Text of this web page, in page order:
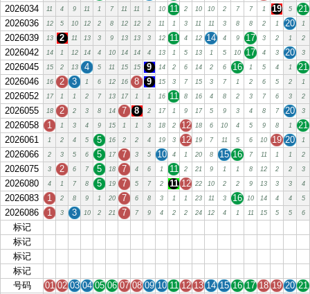
2026034 11 4 9 11 1 7 11 11 1 10 11 2 10 10 2 7 7 1 19 5
21
2026036
12 5 10 12 2 8 12 12 2 11 1 3 11 11 3 8 8 2 1 20 1
2026039 13 2 11 13 3 9 13 13 3 12 11 4 12 14 4 9 17 3 2 1 2
2026042 14 1 12 14 4 10 14 14 4 13 1 5 13 1 5 10 17 4 3 20 3
2026045 15 2 13 4 5 11 15 15 9 14 2 6 14 2 6 16 1 5 4 1
21
2026046
16 2 3 1 6 12 16 8 9 15 3 7 15 3 7 1 2 6 5 2 1
2026052 17 1 1 2 7 13 17 1 1 16 11 8 16 4 8 2 3 7 6 3 2
2026055 18 2 2 3 8 14 7 8 2 17 1 9 17 5 9 3 4 8 7 20 3
2026058 1 1 3 4 9 15 1 1 3 18 2 12 18 6 10 4 5 9 8 1
21
2026061
1 2 4 5 5 16 2 2 4 19 3 12 19 7 11 5 6 10 19 20 1
2026066 2 3 5 6 5 17 7 3 5 10 4 1 20 8 15 16 7 11 1 1 2
2026075 3 2 6 7 5 18 7 4 6 1 11 2 21 9 1 1 8 12 2 2 3
2026080 4 1 7 8 5 19 7 5 7 2 11 12 22 10 2 2 9 13 3 3 4
2026083 1 2 8 9 1 20 7 6 8 3 1 1 23 11 3 16 10 14 4 4 5
2026086 1 3 3 10 2 21 7 7 9 4 2 2 24 12 4 1 11 15 5 5 6
标记
标记
标记
标记
号码
01 02 03 04 05 06 07 08 09 10 11 12 13 14 15 16 17 18 19 20 21